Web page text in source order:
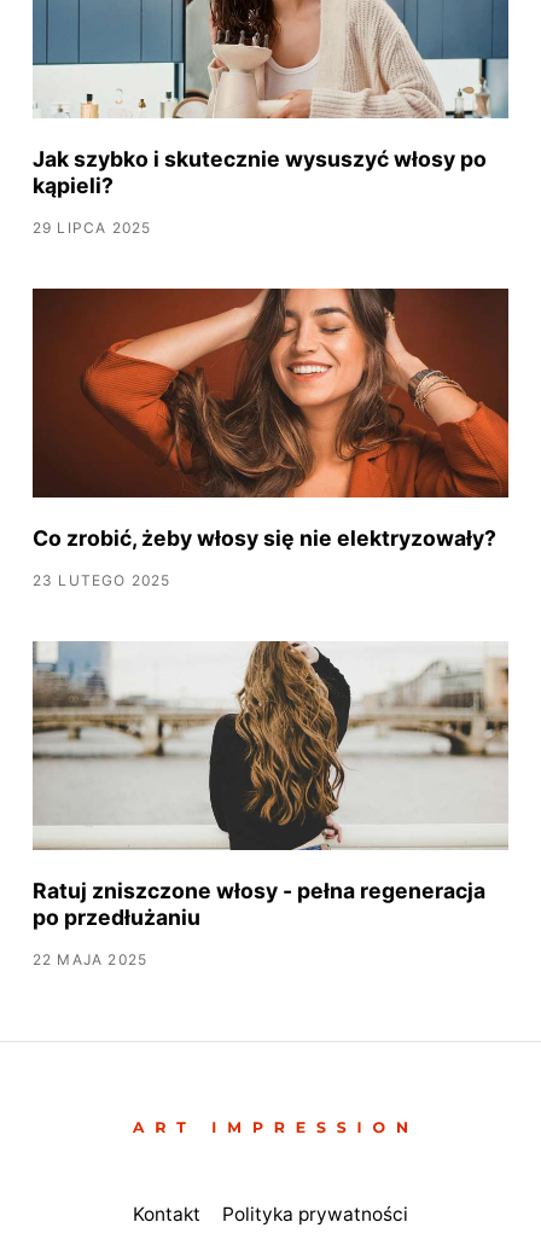
Jak szybko i skutecznie wysuszyć włosy po
kąpieli?
29 LIPCA 2025
Co zrobić, żeby włosy się nie elektryzowały?
23 LUTEGO 2025
Ratuj zniszczone włosy - pełna regeneracja
po przedłużaniu
22 MAJA 2025
Kontakt Polityka prywatności